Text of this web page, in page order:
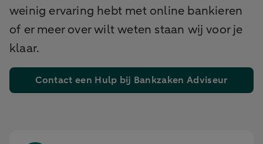
weinig ervaring hebt met online bankieren
of er meer over wilt weten staan wij voor je
klaar.
Contact een Hulp bij Bankzaken Adviseur